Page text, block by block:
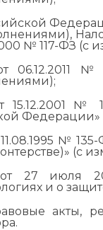
№ 117-ФЗ
06.12.2011
15.12.2001 №
№
(с
от 27 июля
и о
акты,